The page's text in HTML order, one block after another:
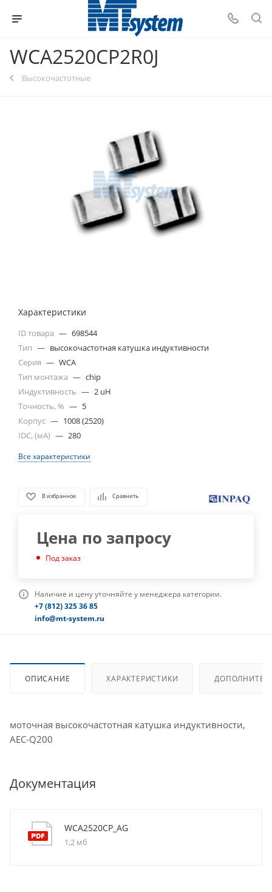
WCA2520CP2R0J
Высокочастотные
Характеристики
ID товара — 698544
Тип — высокочастотная катушка индуктивности
Серия — WCA
Тип монтажа — chip
Индуктивность — 2 uH
Точность, % — 5
Корпус — 1008 (2520)
IDC, (мА) — 280
Все характеристики
В избранное Сравнить
Цена по запросу
Под заказ
Наличие и цену уточняйте у менеджера категории.
+7 (812) 325 36 85
info@mt-system.ru
ОПИСАНИЕ ХАРАКТЕРИСТИКИ
моточная высокочастотная катушка индуктивности,
AEC-Q200
Документация
WCA2520CP_AG
1,2 мб